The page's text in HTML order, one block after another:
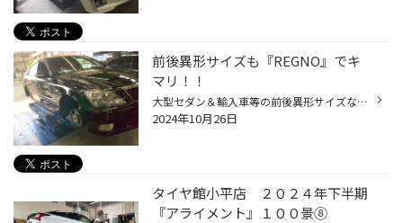
前後異形サイズも『REGNO』でキ
マリ！！
大型セダン＆輸入車等の前後異形サイズなら『REGNO』でキマリでしょう＼(^o^)／ ◆タイヤの乗り心地が悪くて・・・ ◆静かなタイヤに交換したいんだけど・・・ ◆インチアップしても快適な状態を保ちたい・・・ こんな方にはオススメです！！ インチアップは勿論、サイズの豊富さと圧倒的な乗り心地の...
2024年10月26日
タイヤ館小平店 ２０２４年下半期
『アライメント』１００景⑧